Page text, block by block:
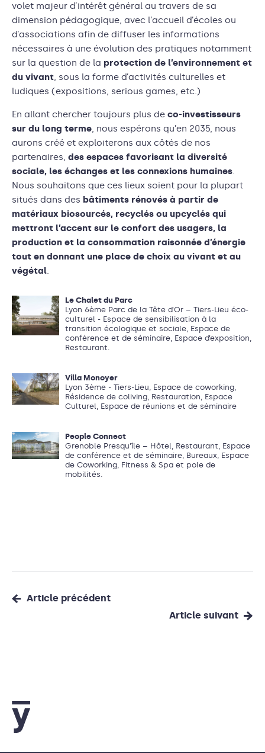
volet majeur d’intérêt général au travers de sa
dimension pédagogique, avec l’accueil d’écoles ou
d’associations afin de diffuser les informations
nécessaires à une évolution des pratiques notamment
sur la question de la protection de l’environnement et
du vivant, sous la forme d’activités culturelles et
ludiques (expositions, serious games, etc.)
En allant chercher toujours plus de co-investisseurs
sur du long terme, nous espérons qu’en 2035, nous
aurons créé et exploiterons aux côtés de nos
partenaires, des espaces favorisant la diversité
sociale, les échanges et les connexions humaines.
Nous souhaitons que ces lieux soient pour la plupart
situés dans des bâtiments rénovés à partir de
matériaux biosourcés, recyclés ou upcyclés qui
mettront l’accent sur le confort des usagers, la
production et la consommation raisonnée d’énergie
tout en donnant une place de choix au vivant et au
végétal.
Le Chalet du Parc
Lyon 6ème Parc de la Tête d’Or – Tiers-Lieu éco-
culturel - Espace de sensibilisation à la
transition écologique et sociale, Espace de
conférence et de séminaire, Espace d’exposition,
Restaurant.
Villa Monoyer
Lyon 3ème - Tiers-Lieu, Espace de coworking,
Résidence de coliving, Restauration, Espace
Culturel, Espace de réunions et de séminaire
People Connect
Grenoble Presqu'île – Hôtel, Restaurant, Espace
de conférence et de séminaire, Bureaux, Espace
de Coworking, Fitness & Spa et pole de
mobilités.
Article précédent
Article suivant